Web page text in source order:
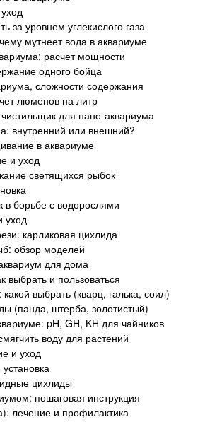
за уровнем углекислого газа
мутнеет вода в аквариуме
расчет мощности
одного бойца
сложности содержания
люменов на литр
для нано-аквариума
внутренний или внешний?
в аквариуме
и уход
светящихся рыбок
борьбе с водорослями
уход
карликовая цихлида
обзор моделей
для дома
выбрать и пользоваться
выбрать (кварц, галька, соил)
(панда, штерба, золотистый)
pH, GH, KH для чайников
воду для растений
и уход
цихлиды
пошаговая инструкция
лечение и профилактика